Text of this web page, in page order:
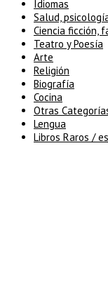
Idiomas
Salud,
Ciencia ficción,
Teatro y Poesía
Arte
Religión
Biografía
Cocina
Otras
Lengua
Libros Raros /